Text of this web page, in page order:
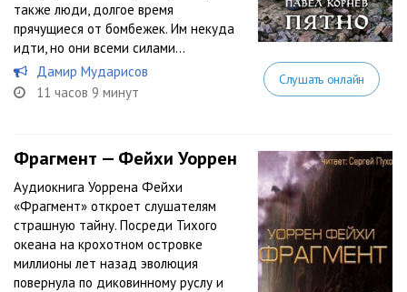
также люди, долгое время
прячущиеся от бомбежек. Им некуда
идти, но они всеми силами...
Дамир Мударисов
11 часов 9 минут
Слушать онлайн
Фрагмент — Фейхи Уоррен
Аудиокнига Уоррена Фейхи
«Фрагмент» откроет слушателям
страшную тайну. Посреди Тихого
океана на крохотном островке
миллионы лет назад эволюция
повернула по диковинному руслу и